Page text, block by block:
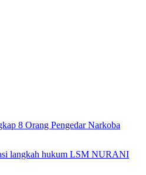
8 Orang Pengedar Narkoba
langkah hukum LSM NURANI